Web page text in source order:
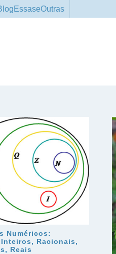
Numéricos:
Racionais,
Reais